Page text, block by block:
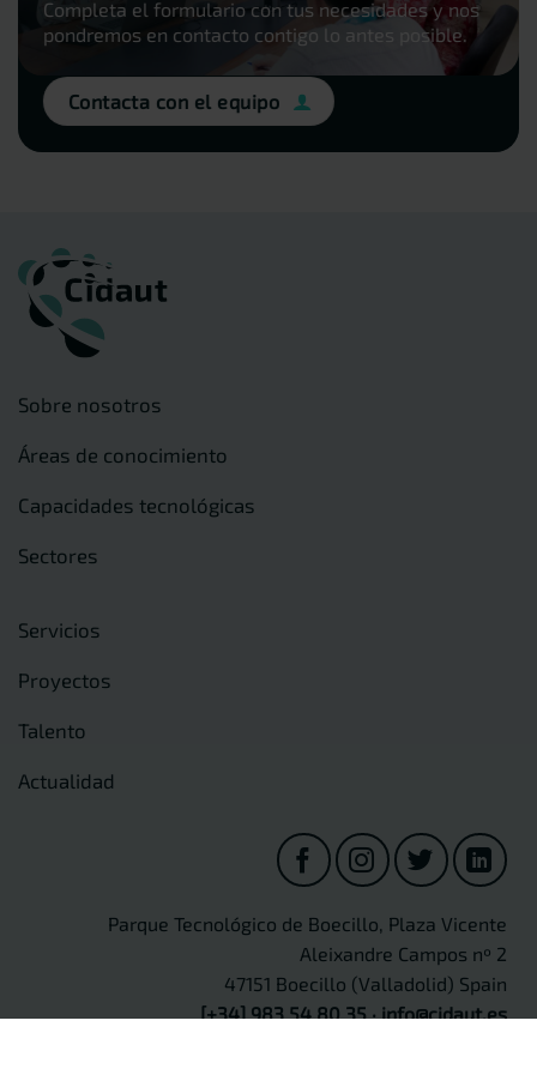
Completa el formulario con tus necesidades y nos
pondremos en contacto contigo lo antes posible.
Contacta con el equipo
Sobre nosotros
Áreas de conocimiento
Capacidades tecnológicas
Sectores
Servicios
Proyectos
Talento
Actualidad
Parque Tecnológico de Boecillo, Plaza Vicente
Aleixandre Campos nº 2
47151 Boecillo (Valladolid) Spain
[+34] 983 54 80 35·info@cidaut.es